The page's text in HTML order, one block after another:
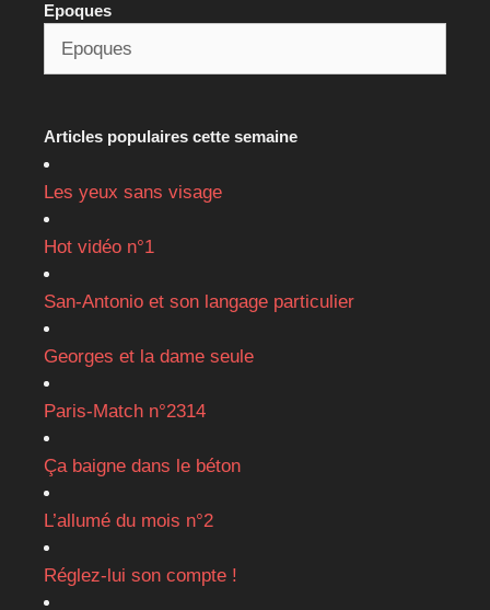
Epoques
Articles populaires cette semaine
Les yeux sans visage
Hot vidéo n°1
San-Antonio et son langage particulier
Georges et la dame seule
Paris-Match n°2314
Ça baigne dans le béton
L’allumé du mois n°2
Réglez-lui son compte !